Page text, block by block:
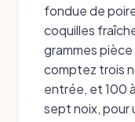
fondue de
coquilles
grammes
comptez trois
entrée, et 100
sept noix, pour